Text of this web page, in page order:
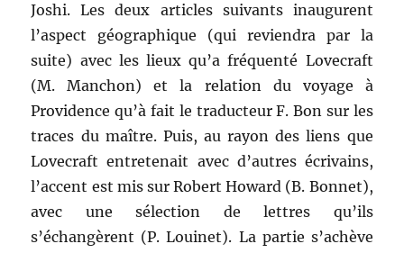
Joshi. Les deux articles suivants inaugurent
l’aspect géographique (qui reviendra par la
suite) avec les lieux qu’a fréquenté Lovecraft
(M. Manchon) et la relation du voyage à
Providence qu’à fait le traducteur F. Bon sur les
traces du maître. Puis, au rayon des liens que
Lovecraft entretenait avec d’autres écrivains,
l’accent est mis sur Robert Howard (B. Bonnet),
avec une sélection de lettres qu’ils
s’échangèrent (P. Louinet). La partie s’achève